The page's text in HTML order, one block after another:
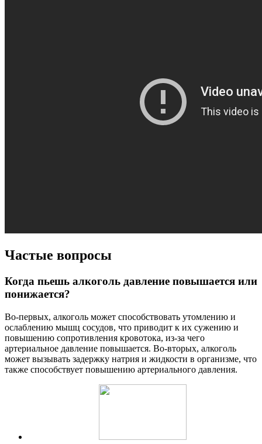
Частые вопросы
Когда пьешь алкоголь давление повышается или
понижается?
Во-первых, алкоголь может способствовать утомлению и
ослаблению мышц сосудов, что приводит к их сужению и
повышению сопротивления кровотока, из-за чего
артериальное давление повышается. Во-вторых, алкоголь
может вызывать задержку натрия и жидкости в организме, что
также способствует повышению артериального давления.